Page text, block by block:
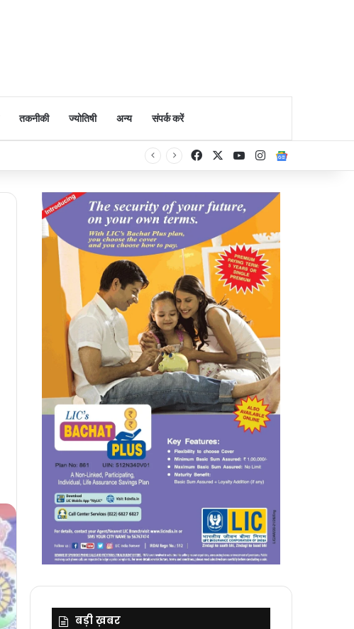
तकनीकी ज्योतिषी अन्य संपर्क करें
FacebookYouTubeInstagram
बड़ी ख़बर